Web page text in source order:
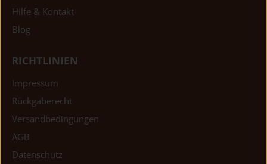
Hilfe & Kontakt
Blog
RICHTLINIEN
Impressum
Rückgaberecht
Versandbedingungen
AGB
Datenschutz